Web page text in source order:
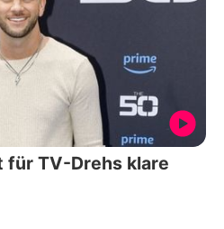
für TV-Drehs klare